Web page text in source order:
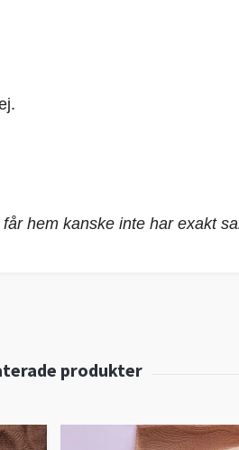
hem kanske inte har exakt